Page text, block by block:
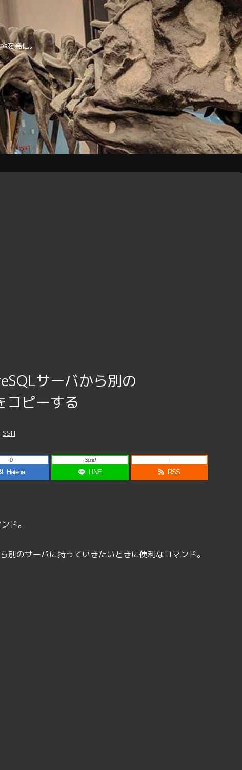
を発信。
サーバから別の
コピーする
SSH
Hatena
0
LINE
Send
RSS
-
ド。
のサーバに持っていきたいときに便利なコマンド。